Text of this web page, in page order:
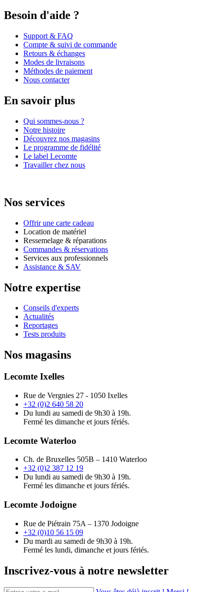
Besoin d'aide ?
Support & FAQ
Compte & suivi de commande
Retours & échanges
Modes de livraisons
Méthodes de paiement
Nous contacter
En savoir plus
Qui sommes-nous ?
Notre histoire
Découvrez nos magasins
Le programme de fidélité
Le label Lecomte
Travailler chez nous
Nos services
Offrir une carte cadeau
Location de matériel
Ressemelage & réparations
Commandes & réservations
Services aux professionnels
Assistance & SAV
Notre expertise
Conseils d'experts
Actualités
Reportages
Tests produits
Nos magasins
Lecomte Ixelles
Rue de Vergnies 27 - 1050 Ixelles
+32 (0)2 640 58 20
Du lundi au samedi de 9h30 à 19h.
Fermé les dimanche et jours fériés.
Lecomte Waterloo
Ch. de Bruxelles 505B – 1410 Waterloo
+32 (0)2 387 12 19
Du lundi au samedi de 9h30 à 19h.
Fermé les dimanche et jours fériés.
Lecomte Jodoigne
Rue de Piétrain 75A – 1370 Jodoigne
+32 (0)10 56 15 09
Du mardi au samedi de 9h30 à 19h.
Fermé les lundi, dimanche et jours fériés.
Inscrivez-vous à notre newsletter